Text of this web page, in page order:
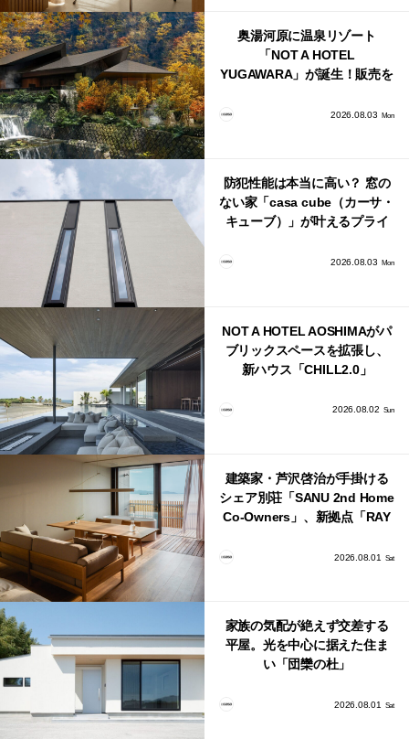
奥湯河原に温泉リゾート
「NOT A HOTEL
YUGAWARA」が誕生！販売を
2026.08.03 Mon
防犯性能は本当に高い？ 窓の
ない家「casa cube（カーサ・
キューブ）」が叶えるプライ
2026.08.03 Mon
NOT A HOTEL AOSHIMAがパ
ブリックスペースを拡張し、
新ハウス「CHILL2.0」
2026.08.02 Sun
建築家・芦沢啓治が手掛ける
シェア別荘「SANU 2nd Home
Co-Owners」、新拠点「RAY
2026.08.01 Sat
家族の気配が絶えず交差する
平屋。光を中心に据えた住ま
い「団欒の杜」
2026.08.01 Sat